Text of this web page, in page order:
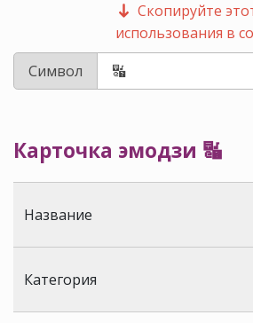
Скопируйте
использования в
Символ
Карточка эмодзи 🔣
Название
Категория